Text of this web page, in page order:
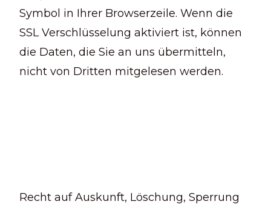
Symbol in Ihrer Browserzeile. Wenn die
SSL Verschlüsselung aktiviert ist, können
die Daten, die Sie an uns übermitteln,
nicht von Dritten mitgelesen werden.
Recht auf Auskunft, Löschung, Sperrung